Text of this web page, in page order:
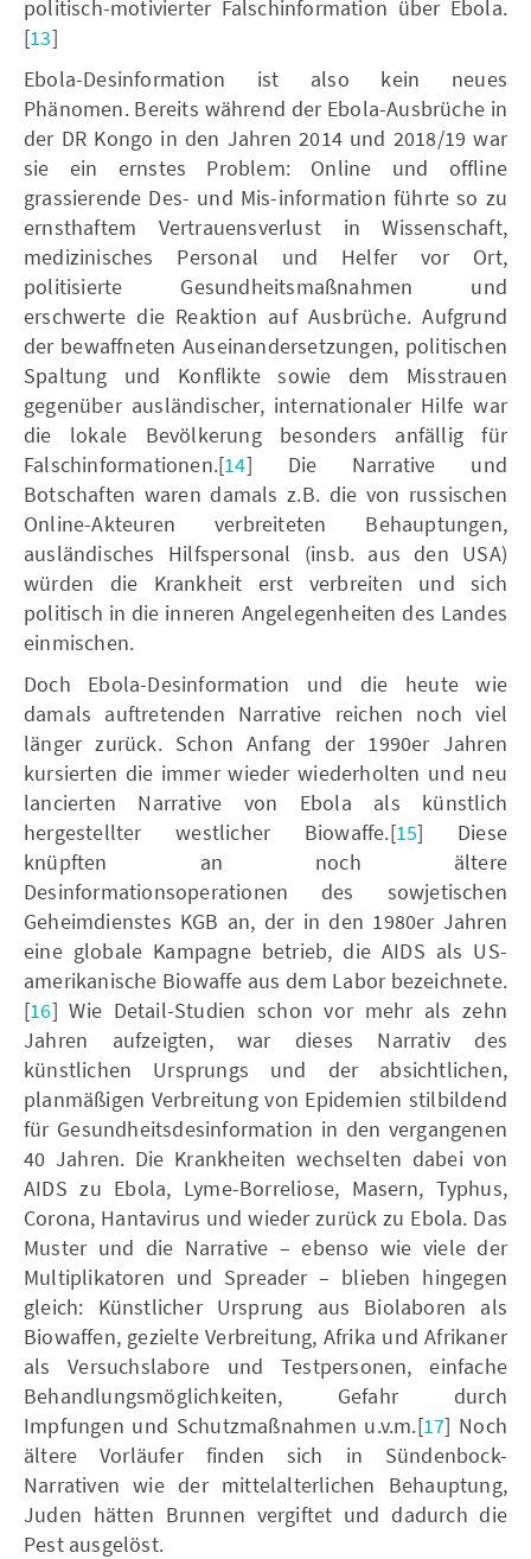
politisch-motivierter Falschinformation über Ebola.
[13]
Ebola-Desinformation ist also kein neues
Phänomen. Bereits während der Ebola-Ausbrüche in
der DR Kongo in den Jahren 2014 und 2018/19 war
sie ein ernstes Problem: Online und offline
grassierende Des- und Mis-information führte so zu
ernsthaftem Vertrauensverlust in Wissenschaft,
medizinisches Personal und Helfer vor Ort,
politisierte Gesundheitsmaßnahmen und
erschwerte die Reaktion auf Ausbrüche. Aufgrund
der bewaffneten Auseinandersetzungen, politischen
Spaltung und Konflikte sowie dem Misstrauen
gegenüber ausländischer, internationaler Hilfe war
die lokale Bevölkerung besonders anfällig für
Falschinformationen.[14] Die Narrative und
Botschaften waren damals z.B. die von russischen
Online-Akteuren verbreiteten Behauptungen,
ausländisches Hilfspersonal (insb. aus den USA)
würden die Krankheit erst verbreiten und sich
politisch in die inneren Angelegenheiten des Landes
einmischen.
Doch Ebola-Desinformation und die heute wie
damals auftretenden Narrative reichen noch viel
länger zurück. Schon Anfang der 1990er Jahren
kursierten die immer wieder wiederholten und neu
lancierten Narrative von Ebola als künstlich
hergestellter westlicher Biowaffe.[15] Diese
knüpften an noch ältere
Desinformationsoperationen des sowjetischen
Geheimdienstes KGB an, der in den 1980er Jahren
eine globale Kampagne betrieb, die AIDS als US-
amerikanische Biowaffe aus dem Labor bezeichnete.
[16] Wie Detail-Studien schon vor mehr als zehn
Jahren aufzeigten, war dieses Narrativ des
künstlichen Ursprungs und der absichtlichen,
planmäßigen Verbreitung von Epidemien stilbildend
für Gesundheitsdesinformation in den vergangenen
40 Jahren. Die Krankheiten wechselten dabei von
AIDS zu Ebola, Lyme-Borreliose, Masern, Typhus,
Corona, Hantavirus und wieder zurück zu Ebola. Das
Muster und die Narrative – ebenso wie viele der
Multiplikatoren und Spreader – blieben hingegen
gleich: Künstlicher Ursprung aus Biolaboren als
Biowaffen, gezielte Verbreitung, Afrika und Afrikaner
als Versuchslabore und Testpersonen, einfache
Behandlungsmöglichkeiten, Gefahr durch
Impfungen und Schutzmaßnahmen u.v.m.[17] Noch
ältere Vorläufer finden sich in Sündenbock-
Narrativen wie der mittelalterlichen Behauptung,
Juden hätten Brunnen vergiftet und dadurch die
Pest ausgelöst.